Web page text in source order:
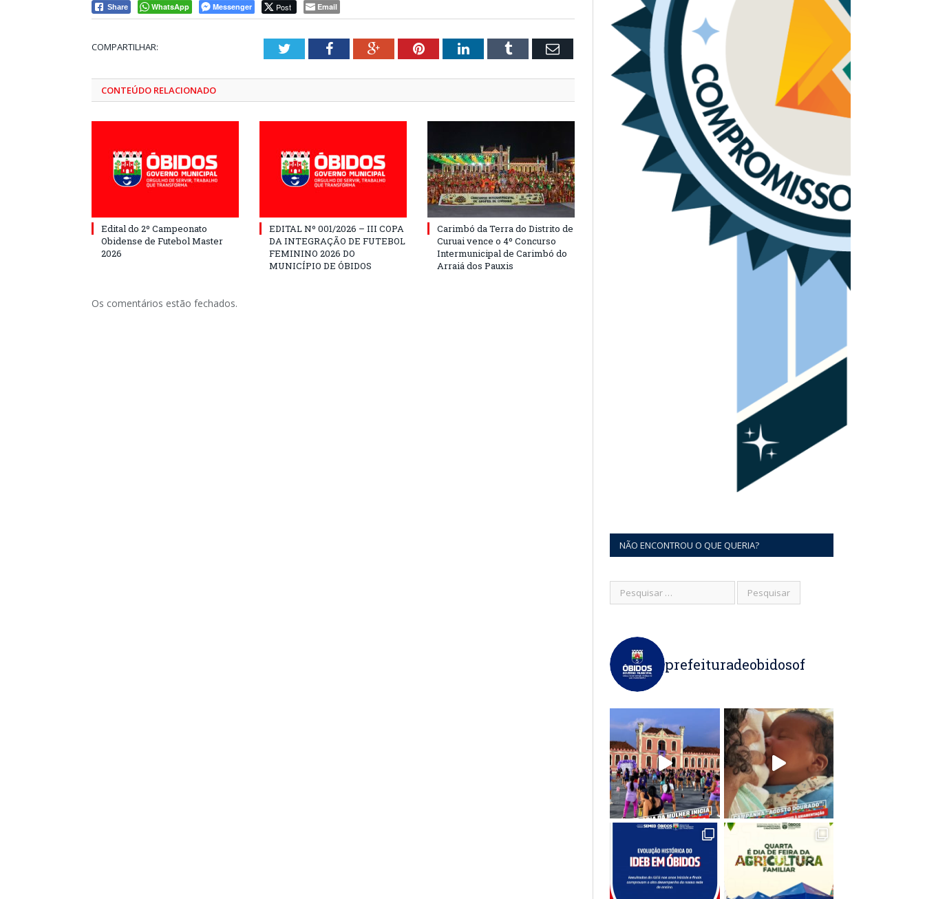
Share WhatsApp Messenger Post Email
COMPARTILHAR: TwitterFacebookGoogle+PinterestLinkedInTumblr Email
CONTEÚDO RELACIONADO
Edital do 2º Campeonato
Obidense de Futebol Master
2026
EDITAL Nº 001/2026 – III COPA
DA INTEGRAÇÃO DE FUTEBOL
FEMININO 2026 DO
MUNICÍPIO DE ÓBIDOS
Carimbó da Terra do Distrito de
Curuai vence o 4º Concurso
Intermunicipal de Carimbó do
Arraiá dos Pauxis
Os comentários estão fechados.
NÃO ENCONTROU O QUE QUERIA?
prefeituradeobidosof